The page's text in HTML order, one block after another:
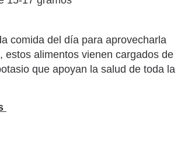
comida del día para aprovecharla
estos alimentos vienen cargados de
que apoyan la salud de toda la